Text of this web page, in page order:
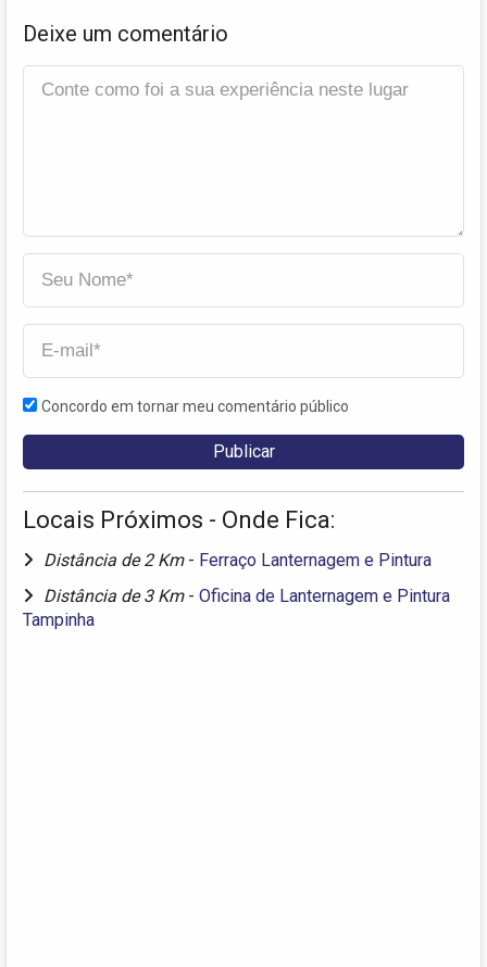
Deixe um comentário
Concordo em tornar meu comentário público
Locais Próximos - Onde Fica:
Distância de 2 Km - Ferraço Lanternagem e Pintura
Distância de 3 Km - Oficina de Lanternagem e Pintura
Tampinha